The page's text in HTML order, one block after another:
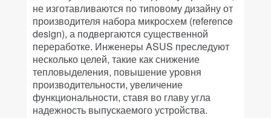
не изготавливаются по типовому дизайну от
производителя набора микросхем (reference
design), а подвергаются существенной
переработке. Инженеры ASUS преследуют
несколько целей, такие как снижение
тепловыделения, повышение уровня
производительности, увеличение
функциональности, ставя во главу угла
надежность выпускаемого устройства.